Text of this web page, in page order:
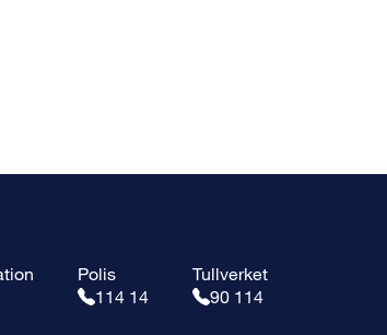
Polis
114 14
Tullverket
90 114